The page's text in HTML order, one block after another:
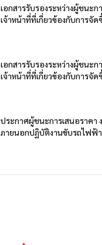
เอกสารรับรองระหว่างผู้ชนะก
เจ้าหน้าที่ที่เกี่ยวข้องกับการจัด
เอกสารรับรองระหว่างผู้ชนะก
เจ้าหน้าที่ที่เกี่ยวข้องกับการจัด
ประกาศผู้ชนะการเสนอราคา
ภายนอกปฏิบัติงานขับรถไฟฟ้า